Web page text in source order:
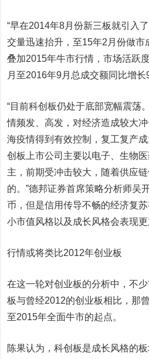
“早在2014年8月份新三板就引入
交量迅速抬升，至15年2月份做市
叠加2015年牛市行情，市场活跃
月至2016年9月总成交额同比增长
“目前科创板仍处于底部宽幅震荡
情频发、高发，对经济造成较大
海疫情得到有效控制，复工复产
创板上市公司主要以电子、生物
主，前期受冲击较大，随着供应
的。”德邦证券首席策略分析师吴
币，但是信用传导不畅的经济复
小市值风格以及成长风格会表现更
行情或将类比2012年创业板
在这一轮对创业板的分析中，不
板与曾经2012的创业板相比，那
至2015年全面牛市的起点。
陈果认为，科创板是成长风格的